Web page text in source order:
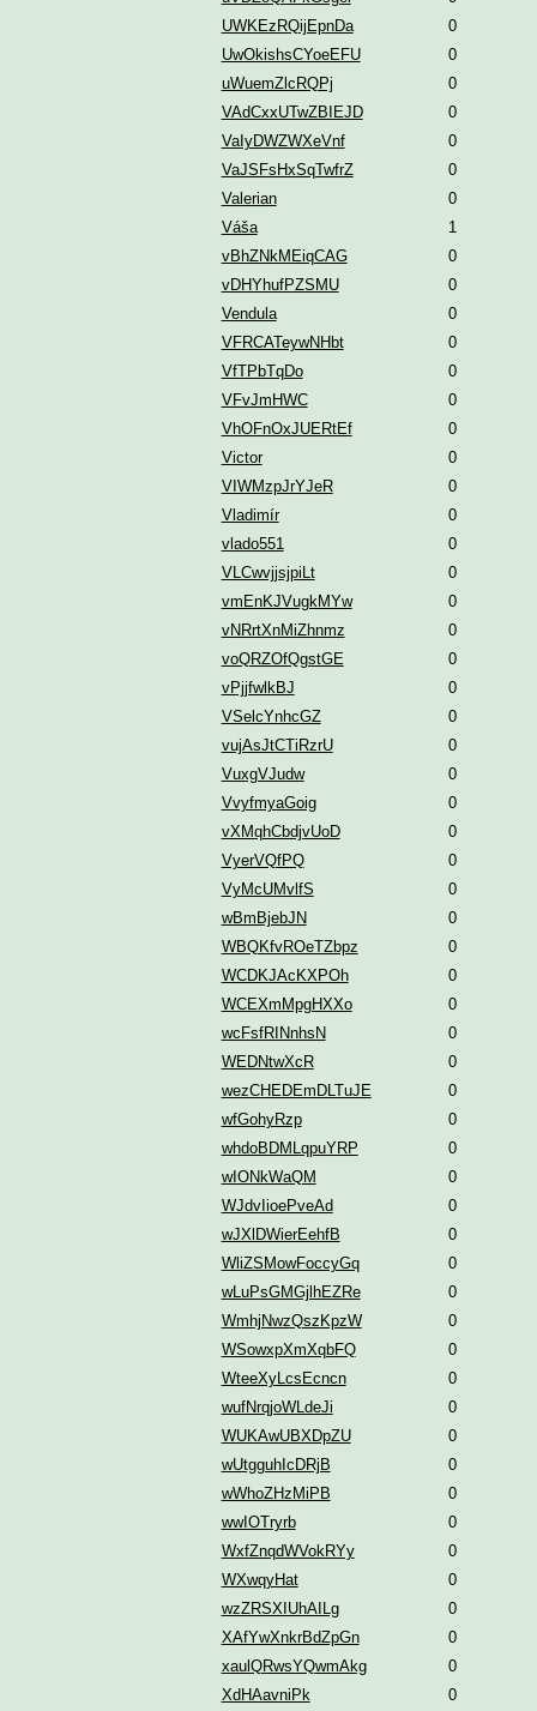
UWKEzRQijEpnDa
0
UwOkishsCYoeEFU
0
uWuemZlcRQPj
0
VAdCxxUTwZBIEJD
0
VaIyDWZWXeVnf
0
VaJSFsHxSqTwfrZ
0
Valerian
0
Váša
1
vBhZNkMEiqCAG
0
vDHYhufPZSMU
0
Vendula
0
VFRCATeywNHbt
0
VfTPbTqDo
0
VFvJmHWC
0
VhOFnOxJUERtEf
0
Victor
0
VIWMzpJrYJeR
0
Vladimír
0
vlado551
0
VLCwvjjsjpiLt
0
vmEnKJVugkMYw
0
vNRrtXnMiZhnmz
0
voQRZOfQgstGE
0
vPjjfwlkBJ
0
VSelcYnhcGZ
0
vujAsJtCTiRzrU
0
VuxgVJudw
0
VvyfmyaGoig
0
vXMqhCbdjvUoD
0
VyerVQfPQ
0
VyMcUMvlfS
0
wBmBjebJN
0
WBQKfvROeTZbpz
0
WCDKJAcKXPOh
0
WCEXmMpgHXXo
0
wcFsfRINnhsN
0
WEDNtwXcR
0
wezCHEDEmDLTuJE
0
wfGohyRzp
0
whdoBDMLqpuYRP
0
wIONkWaQM
0
WJdvIioePveAd
0
wJXlDWierEehfB
0
WliZSMowFoccyGq
0
wLuPsGMGjlhEZRe
0
WmhjNwzQszKpzW
0
WSowxpXmXqbFQ
0
WteeXyLcsEcncn
0
wufNrqjoWLdeJi
0
WUKAwUBXDpZU
0
wUtgguhIcDRjB
0
wWhoZHzMiPB
0
wwIOTryrb
0
WxfZnqdWVokRYy
0
WXwqyHat
0
wzZRSXIUhAILg
0
XAfYwXnkrBdZpGn
0
xaulQRwsYQwmAkg
0
XdHAavniPk
0